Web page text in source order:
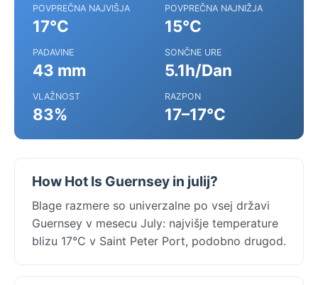
POVPREČNA NAJVIŠJA
17°C
POVPREČNA NAJNIŽJA
15°C
PADAVINE
43 mm
SONČNE URE
5.1h/Dan
VLAŽNOST
83%
RAZPON
17–17°C
How Hot Is Guernsey in julij?
Blage razmere so univerzalne po vsej državi
Guernsey v mesecu July: najvišje temperature
blizu 17°C v Saint Peter Port, podobno drugod.